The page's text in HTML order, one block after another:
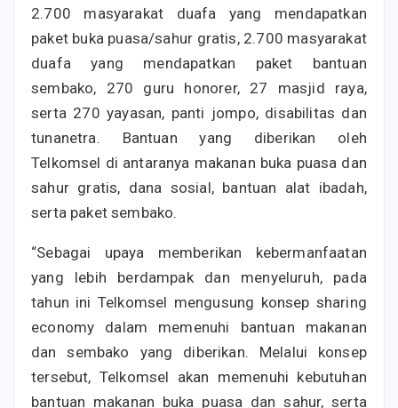
2.700 masyarakat duafa yang mendapatkan
paket buka puasa/sahur gratis, 2.700 masyarakat
duafa yang mendapatkan paket bantuan
sembako, 270 guru honorer, 27 masjid raya,
serta 270 yayasan, panti jompo, disabilitas dan
tunanetra. Bantuan yang diberikan oleh
Telkomsel di antaranya makanan buka puasa dan
sahur gratis, dana sosial, bantuan alat ibadah,
serta paket sembako.
“Sebagai upaya memberikan kebermanfaatan
yang lebih berdampak dan menyeluruh, pada
tahun ini Telkomsel mengusung konsep sharing
economy dalam memenuhi bantuan makanan
dan sembako yang diberikan. Melalui konsep
tersebut, Telkomsel akan memenuhi kebutuhan
bantuan makanan buka puasa dan sahur, serta